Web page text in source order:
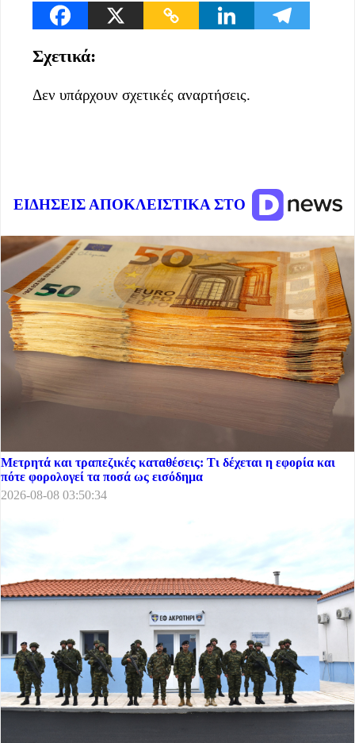
Σχετικά:
Δεν υπάρχουν σχετικές αναρτήσεις.
ΕΙΔΗΣΕΙΣ ΑΠΟΚΛΕΙΣΤΙΚΑ ΣΤΟ
Μετρητά και τραπεζικές καταθέσεις: Τι δέχεται η εφορία και
πότε φορολογεί τα ποσά ως εισόδημα
2026-08-08 03:50:34